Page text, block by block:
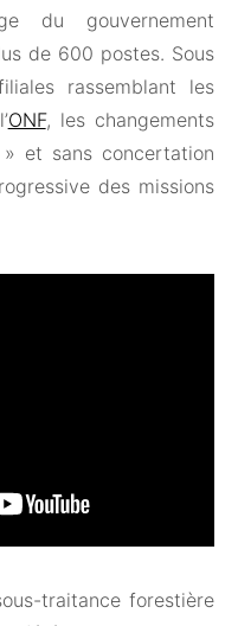
du gouvernement
de 600 postes. Sous
rassemblant les
ONF, les changements
et sans concertation
des missions
traitance forestière